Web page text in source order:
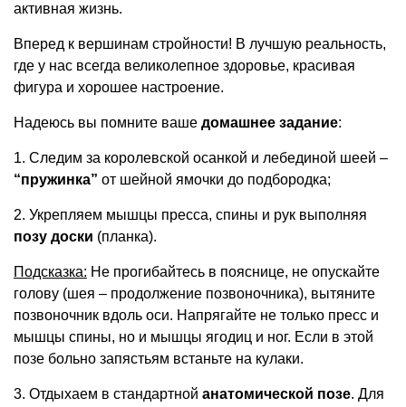
активная жизнь.
Вперед к вершинам стройности! В лучшую реальность,
где у нас всегда великолепное здоровье, красивая
фигура и хорошее настроение.
Надеюсь вы помните ваше домашнее задание:
1. Следим за королевской осанкой и лебединой шеей –
“пружинка” от шейной ямочки до подбородка;
2. Укрепляем мышцы пресса, спины и рук выполняя
позу доски (планка).
Подсказка: Не прогибайтесь в пояснице, не опускайте
голову (шея – продолжение позвоночника), вытяните
позвоночник вдоль оси. Напрягайте не только пресс и
мышцы спины, но и мышцы ягодиц и ног. Если в этой
позе больно запястьям встаньте на кулаки.
3. Отдыхаем в стандартной анатомической позе. Для